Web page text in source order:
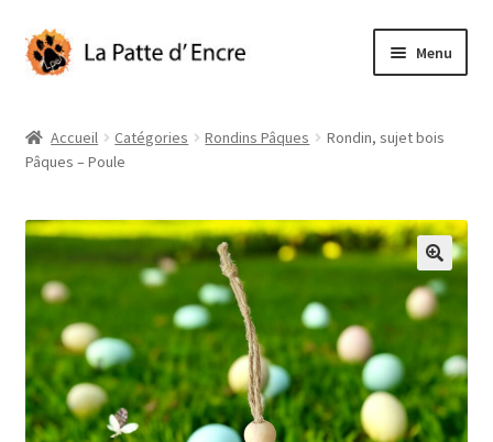
Aller
à
Aller
au
Menu
Illustrations originales
Catégories
Ouvrir
le
menu
enfant
Mon compte
Panier
À propos
Accueil Catégories Rondins Pâques
Rondin, sujet bois
Pâques – Poule